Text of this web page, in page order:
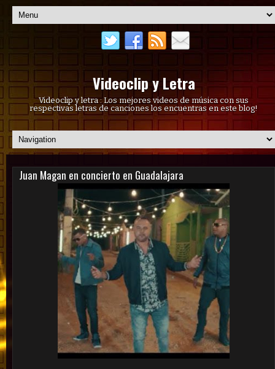
Videoclip y Letra
Videoclip y letra : Los mejores videos de música con sus
respectivas letras de canciones los encuentras en este blog!
Juan Magan en concierto en Guadalajara